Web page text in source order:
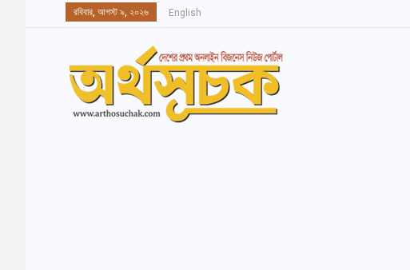
রবিবার, আগস্ট ৯, ২০২৬ English